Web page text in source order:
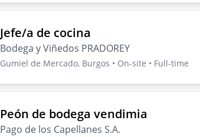
Jefe/a de cocina
Bodega y Viñedos PRADOREY
Gumiel de Mercado, Burgos • On-site • Full-time
Peón de bodega vendimia
Pago de los Capellanes S.A.